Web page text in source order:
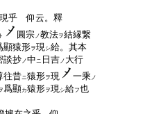
現乎 仰云。釋
ト 圓宗ノ教法ヲ結縁繋
顯猿形ヲ現シ給。其本
談抄ノ中ニ 日吉ノ 大行
往昔ニ猿形ヲ現 一乘 ノ
爲顯カ猿形ヲ現シ給フ也